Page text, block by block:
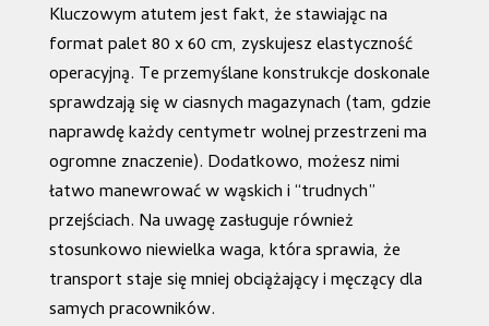
Kluczowym atutem jest fakt, że stawiając na
format palet 80 x 60 cm, zyskujesz elastyczność
operacyjną. Te przemyślane konstrukcje doskonale
sprawdzają się w ciasnych magazynach (tam, gdzie
naprawdę każdy centymetr wolnej przestrzeni ma
ogromne znaczenie). Dodatkowo, możesz nimi
łatwo manewrować w wąskich i “trudnych”
przejściach. Na uwagę zasługuje również
stosunkowo niewielka waga, która sprawia, że
transport staje się mniej obciążający i męczący dla
samych pracowników.